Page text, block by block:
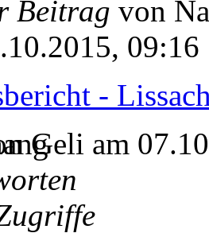
Beitrag von
09:16
-
Geli am